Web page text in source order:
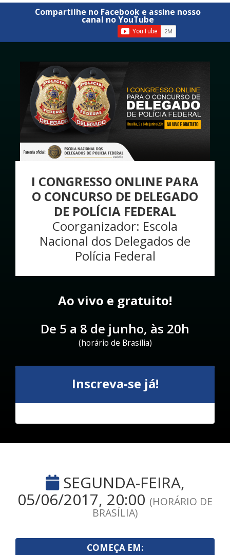
Compartilhe no Facebook e assine nosso
canal no YouTube
I CONGRESSO ONLINE PARA
O CONCURSO DE DELEGADO
DE POLÍCIA FEDERAL
Coorganizador: Escola
Nacional dos Delegados de
Polícia Federal
Ao vivo e gratuito!
De 5 a 8 de junho, às 20h
(horário de Brasília)
Inscreva-se já!
SEGUNDA-FEIRA,
05/06/2017, 20:00 (HORÁRIO DE
BRASÍLIA)
COMEÇA EM: